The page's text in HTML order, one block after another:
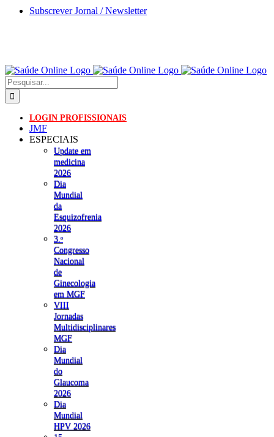
Skip
Subscrever Jornal / Newsletter
Pesquisar
LOGIN PROFISSIONAIS
JMF
ESPECIAIS
Update em
medicina
2026
Dia
Mundial
da
Esquizofrenia
2026
3.ᵒ
Congresso
Nacional
de
Ginecologia
em MGF
VIII
Jornadas
Multidisciplinares
MGF
Dia
Mundial
do
Glaucoma
2026
Dia
Mundial
HPV 2026